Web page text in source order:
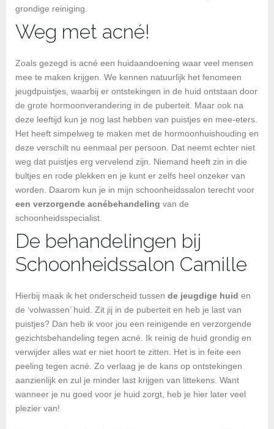
grondige reiniging.
Weg met acné!
Zoals gezegd is acné een huidaandoening waar veel mensen
mee te maken krijgen. We kennen natuurlijk het fenomeen
jeugdpuistjes, waarbij er ontstekingen in de huid ontstaan door
de grote hormoonverandering in de puberteit. Maar ook na
deze leeftijd kun je nog last hebben van puistjes en mee-eters.
Het heeft simpelweg te maken met de hormoonhuishouding en
deze verschilt nu eenmaal per persoon. Dat neemt echter niet
weg dat puistjes erg vervelend zijn. Niemand heeft zin in die
bultjes en rode plekken en je kunt er zelfs heel onzeker van
worden. Daarom kun je in mijn schoonheidssalon terecht voor
een verzorgende acnébehandeling van de
schoonheidsspecialist.
De behandelingen bij
Schoonheidssalon Camille
Hierbij maak ik het onderscheid tussen de jeugdige huid en
de ‘volwassen’ huid. Zit jij in de puberteit en heb je last van
puistjes? Dan heb ik voor jou een reinigende en verzorgende
gezichtsbehandeling tegen acné. Ik reinig de huid grondig en
verwijder alles wat er niet hoort te zitten. Het is in feite een
peeling tegen acné. Zo verlaag je de kans op ontstekingen
aanzienlijk en zul je minder last krijgen van littekens. Want
wanneer je nu goed voor je huid zorgt, heb je hier later veel
plezier van!